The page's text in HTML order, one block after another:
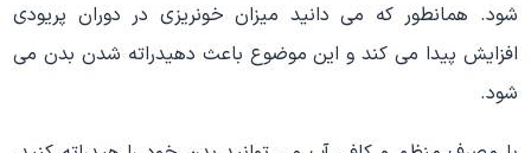
شود. همانطور که می دانید میزان خونریزی در دوران پریودی
افزایش پیدا می کند و این موضوع باعث دهیدراته شدن بدن می
شود.